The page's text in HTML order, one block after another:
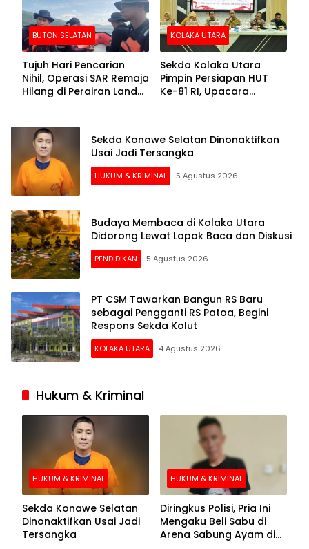
BUTON SELATAN
Tujuh Hari Pencarian
Nihil, Operasi SAR Remaja
Hilang di Perairan Lande
KOLAKA UTARA
Sekda Kolaka Utara
Pimpin Persiapan HUT
Ke-81 RI, Upacara
Sekda Konawe Selatan Dinonaktifkan
Usai Jadi Tersangka
HUKUM & KRIMINAL 5 Agustus 2026
Budaya Membaca di Kolaka Utara
Didorong Lewat Lapak Baca dan Diskusi
PENDIDIKAN 5 Agustus 2026
PT CSM Tawarkan Bangun RS Baru
sebagai Pengganti RS Patoa, Begini
Respons Sekda Kolut
KOLAKA UTARA 4 Agustus 2026
Hukum & Kriminal
HUKUM & KRIMINAL
Sekda Konawe Selatan
Dinonaktifkan Usai Jadi
Tersangka
HUKUM & KRIMINAL
Diringkus Polisi, Pria Ini
Mengaku Beli Sabu di
Arena Sabung Ayam di